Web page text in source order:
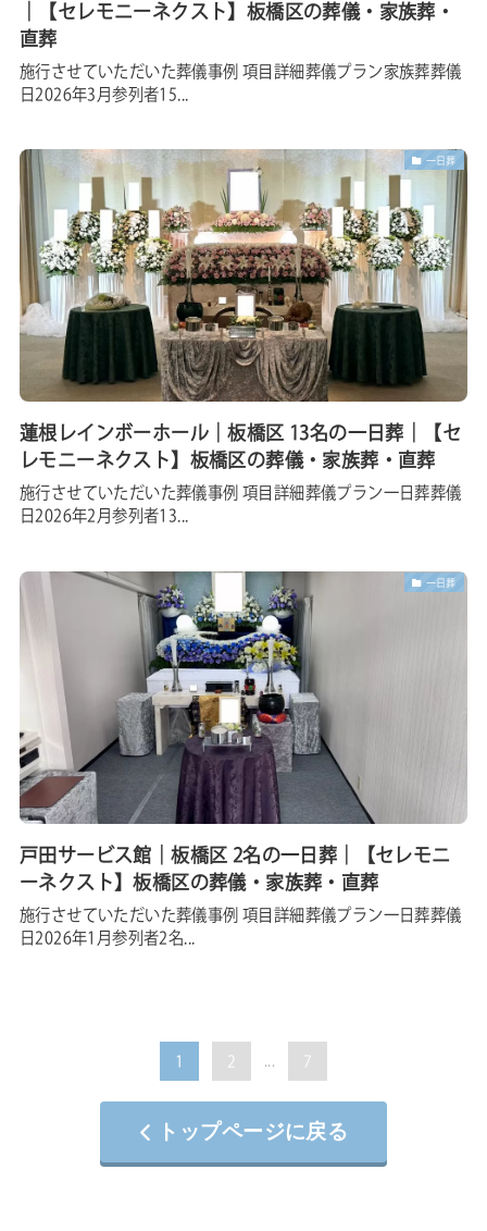
トップページに戻る
｜【セレモニーネクスト】板橋区の葬儀・家族葬・
直葬
施行させていただいた葬儀事例 項目詳細葬儀プラン家族葬葬儀
日2026年3月参列者15...
一日葬
蓮根レインボーホール｜板橋区 13名の一日葬｜【セ
レモニーネクスト】板橋区の葬儀・家族葬・直葬
施行させていただいた葬儀事例 項目詳細葬儀プラン一日葬葬儀
日2026年2月参列者13...
一日葬
戸田サービス館｜板橋区 2名の一日葬｜【セレモニ
ーネクスト】板橋区の葬儀・家族葬・直葬
施行させていただいた葬儀事例 項目詳細葬儀プラン一日葬葬儀
日2026年1月参列者2名...
1 2 7